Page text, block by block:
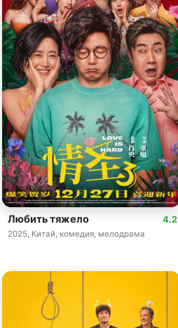
4.2
Любить тяжело
2025, Китай, комедия, мелодрама